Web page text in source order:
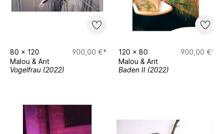
80 x 120
900,00 €*
Malou & Arit
Vogelfrau (2022)
120 x 80
900,00 €*
Malou & Arit
Baden II (2022)